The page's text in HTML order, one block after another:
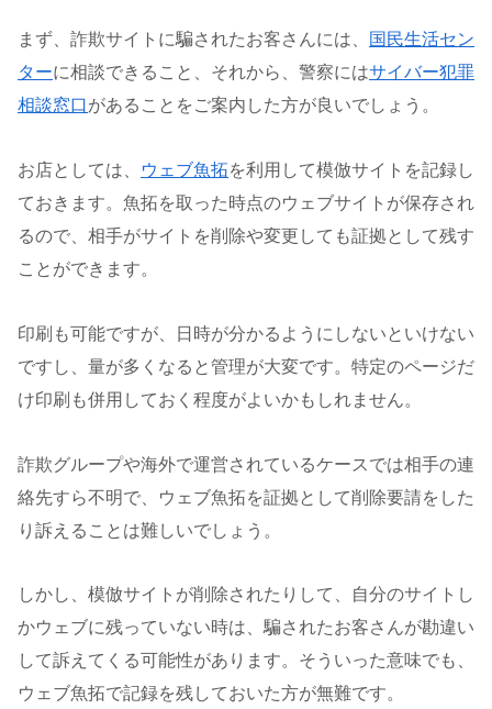
まず、詐欺サイトに騙されたお客さんには、
国民生活セン
ターに相談できること、それから、警察にはサイバー犯罪
相談窓口があることをご案内した方が良いでしょう。
お店としては、 ウェブ魚拓を利用して模倣サイトを記録し
ておきます。魚拓を取った時点のウェブサイトが保存され
るので、相手がサイトを削除や変更しても証拠として残す
ことができます。
印刷も可能ですが、日時が分かるようにしないといけない
ですし、量が多くなると管理が大変です。特定のページだ
け印刷も併用しておく程度がよいかもしれません。
詐欺グループや海外で運営されているケースでは相手の連
絡先すら不明で、ウェブ魚拓を証拠として削除要請をした
り訴えることは難しいでしょう。
しかし、模倣サイトが削除されたりして、自分のサイトし
かウェブに残っていない時は、騙されたお客さんが勘違い
して訴えてくる可能性があります。そういった意味でも、
ウェブ魚拓で記録を残しておいた方が無難です。